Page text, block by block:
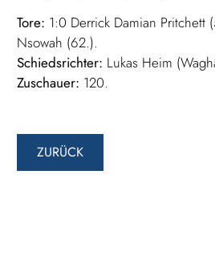
Tore: 1:0 Derrick Damian
Nsowah (62.).
Schiedsrichter: Lukas Heim
Zuschauer: 120.
ZURÜCK